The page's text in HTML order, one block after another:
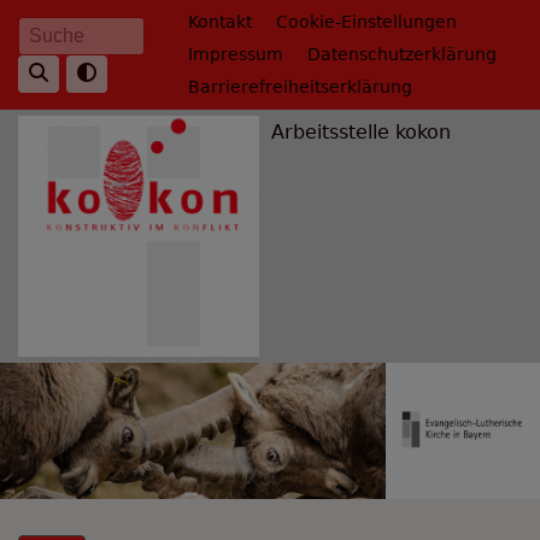
Direkt
zum
Inhalt
Suche Fußbereichsmenü
Kontakt
Cookie-Einstellungen
Impressum
Datenschutzerklärung
Barrierefreiheitserklärung
Arbeitsstelle kokon